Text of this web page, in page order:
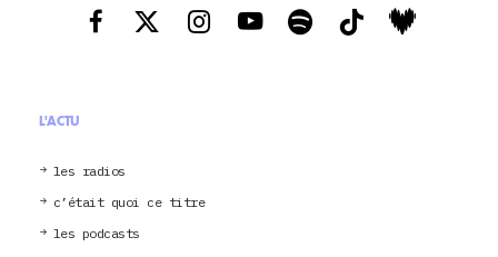
L'ACTU
les radios
c’était quoi ce titre
les podcasts